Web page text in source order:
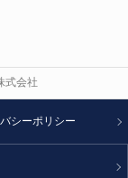
式会社
シーポリシー